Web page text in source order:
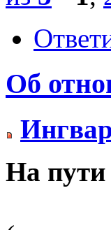
Об
На пути